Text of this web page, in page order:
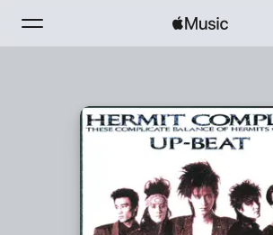
ホーム
新着おすすめ
ラジオ
Apple Musicをインストール